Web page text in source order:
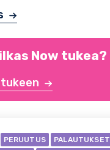
Now tukea?
PERUUTUS
PALAUTUKSET